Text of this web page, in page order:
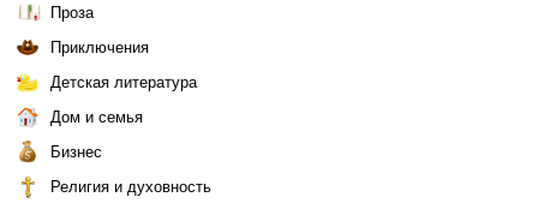
Проза
Приключения
Детская литература
Дом и семья
Бизнес
Религия и духовность